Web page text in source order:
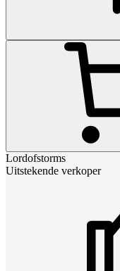
Lordofstorms
Uitstekende verkoper